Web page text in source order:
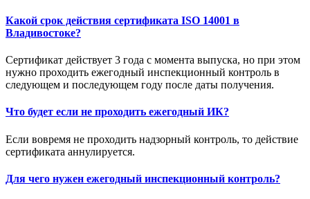
Какой срок действия сертификата ISO 14001 в
Владивостоке?
Сертификат действует 3 года с момента выпуска, но при этом
нужно проходить ежегодный инспекционный контроль в
следующем и последующем году после даты получения.
Что будет если не проходить ежегодный ИК?
Если вовремя не проходить надзорный контроль, то действие
сертификата аннулируется.
Для чего нужен ежегодный инспекционный контроль?